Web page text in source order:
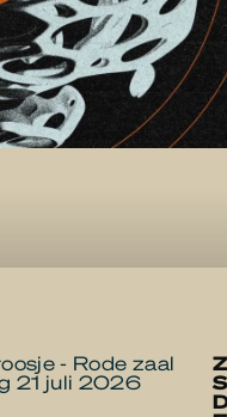
- Rode zaal
21 juli 2026